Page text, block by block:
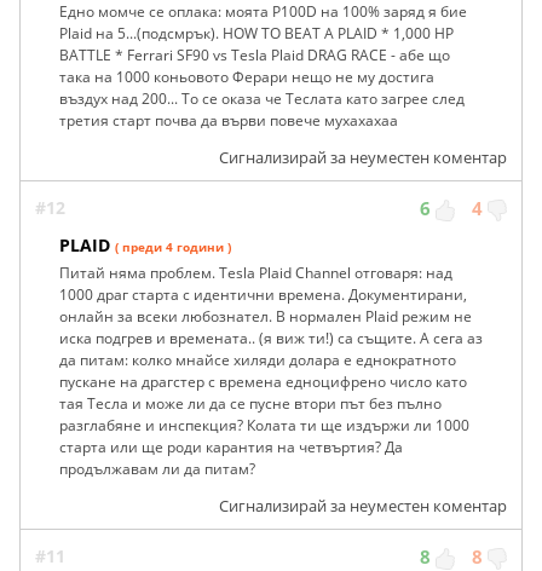
Едно момче се оплака: моята P100D на 100% заряд я бие
Plaid на 5...(подсмрък). HOW TO BEAT A PLAID * 1,000 HP
BATTLE * Ferrari SF90 vs Tesla Plaid DRAG RACE - абе що
така на 1000 коньовото Ферари нещо не му достига
въздух над 200... То се оказа че Теслата като загрее след
третия старт почва да върви повече мухахахаа
Сигнализирай за неуместен коментар
#12 6 4
PLAID ( преди 4 години )
Питай няма проблем. Tesla Plaid Channel отговаря: над
1000 драг старта с идентични времена. Документирани,
онлайн за всеки любознател. В нормален Plaid режим не
иска подгрев и времената.. (я виж ти!) са същите. А сега аз
да питам: колко мнайсе хиляди долара е еднократното
пускане на драгстер с времена едноцифрено число като
тая Тесла и може ли да се пусне втори път без пълно
разглабяне и инспекция? Колата ти ще издържи ли 1000
старта или ще роди карантия на четвъртия? Да
продължавам ли да питам?
Сигнализирай за неуместен коментар
#11 8 8